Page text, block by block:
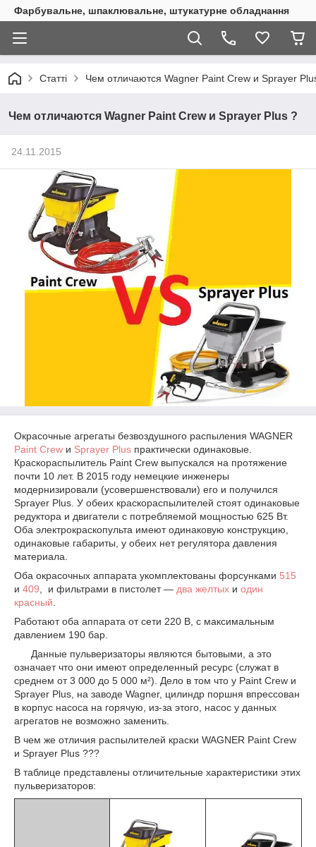
Фарбувальне, шпаклювальне, штукатурне обладнання
Статті Чем отличаются Wagner Paint Crew и Sprayer
Чем отличаются Wagner Paint Crew и Sprayer Plus ?
24.11.2015
Окрасочные агрегаты безвоздушного распыления WAGNER
Paint Crew и Sprayer Plus практически одинаковые.
Краскораспылитель Paint Crew выпускался на протяжение
почти 10 лет. В 2015 году немецкие инженеры
модернизировали (усовершенствовали) его и получился
Sprayer Plus. У обеих краскораспылителей стоят одинаковые
редуктора и двигатели с потребляемой мощностью 625 Вт.
Оба электрокраскопульта имеют одинаковую конструкцию,
одинаковые габариты, у обеих нет регулятора давления
материала.
Оба окрасочных аппарата укомплектованы форсунками 515
и 409 , и фильтрами в пистолет ― два желтых и один
красный
Работают оба аппарата от сети 220 В, с максимальным
давлением 190 бар.
Данные пульверизаторы являются бытовыми, а это
означает что они имеют определенный ресурс (служат в
среднем от 3 000 до 5 000 м²). Дело в том что у Paint Crew и
Sprayer Plus , на заводе Wagner, цилиндр поршня впрессован
в корпус насоса на горячую, из-за этого, насос у данных
агрегатов не возможно заменить.
В чем же отличия распылителей краски WAGNER Paint Crew
и Sprayer Plus ???
В таблице представлены отличительные характеристики этих
пульверизаторов: